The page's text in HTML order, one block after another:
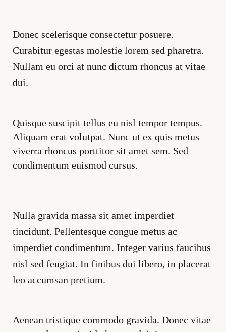
Donec scelerisque consectetur posuere.
Curabitur egestas molestie lorem sed pharetra.
Nullam eu orci at nunc dictum rhoncus at vitae
dui.
Quisque suscipit tellus eu nisl tempor tempus.
Aliquam erat volutpat. Nunc ut ex quis metus
viverra rhoncus porttitor sit amet sem. Sed
condimentum euismod cursus.
Nulla gravida massa sit amet imperdiet
tincidunt. Pellentesque congue metus ac
imperdiet condimentum. Integer varius faucibus
nisl sed feugiat. In finibus dui libero, in placerat
leo accumsan pretium.
Aenean tristique commodo gravida. Donec vitae